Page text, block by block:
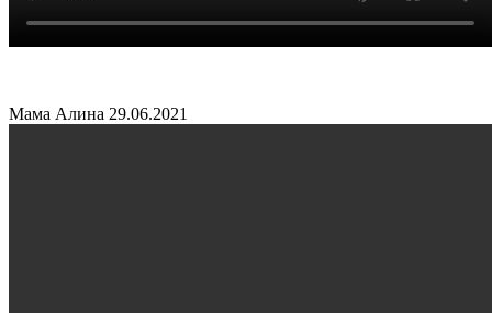
Мама Алина 29.06.2021